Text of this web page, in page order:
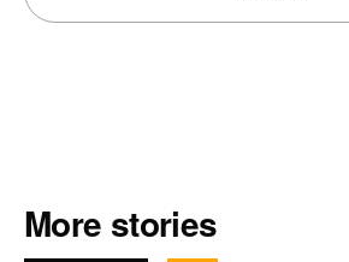
More stories